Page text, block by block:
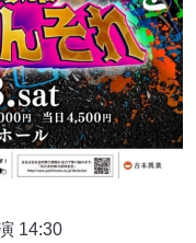
14:30